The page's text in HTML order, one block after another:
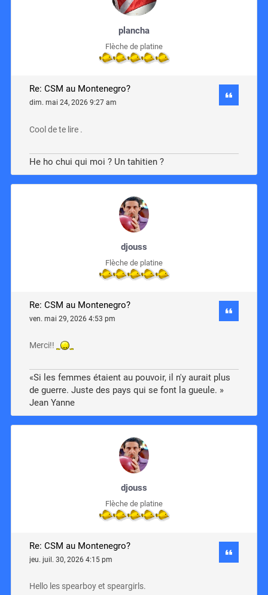
plancha
Flèche de platine
Re: CSM au Montenegro?
dim. mai 24, 2026 9:27 am
Cool de te lire .
He ho chui qui moi ? Un tahitien ?
djouss
Flèche de platine
Re: CSM au Montenegro?
ven. mai 29, 2026 4:53 pm
Merci!!
«Si les femmes étaient au pouvoir, il n'y aurait plus
de guerre. Juste des pays qui se font la gueule. »
Jean Yanne
djouss
Flèche de platine
Re: CSM au Montenegro?
jeu. juil. 30, 2026 4:15 pm
Hello les spearboy et speargirls.